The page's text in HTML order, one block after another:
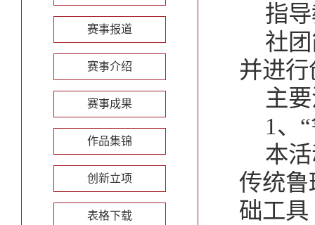
赛事报道
赛事介绍
赛事成果
作品集锦
创新立项
表格下载
指
社
并进
主
1、
本
传统鲁
础工